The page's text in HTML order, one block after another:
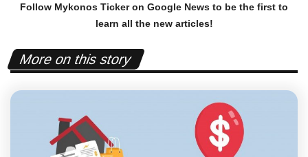
Follow Mykonos Ticker on Google News to be the first to
learn all the new articles!
More on this story